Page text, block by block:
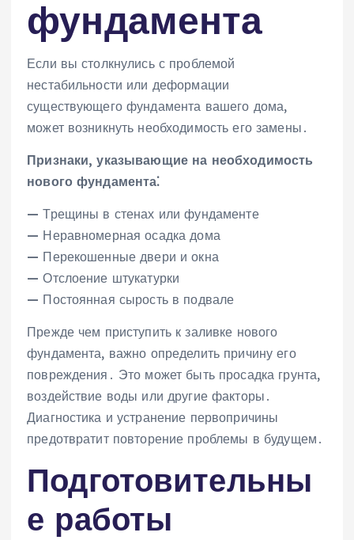
фундамента
Если вы столкнулись с проблемой
нестабильности или деформации
существующего фундамента вашего дома‚
может возникнуть необходимость его замены․
Признаки‚ указывающие на необходимость
нового фундамента⁚
— Трещины в стенах или фундаменте
— Неравномерная осадка дома
— Перекошенные двери и окна
— Отслоение штукатурки
— Постоянная сырость в подвале
Прежде чем приступить к заливке нового
фундамента‚ важно определить причину его
повреждения․ Это может быть просадка грунта‚
воздействие воды или другие факторы․
Диагностика и устранение первопричины
предотвратит повторение проблемы в будущем․
Подготовительны
е работы